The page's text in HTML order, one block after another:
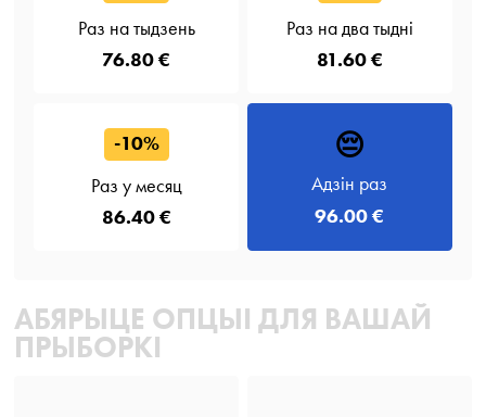
Раз на тыдзень
76.80 €
Раз на два тыдні
81.60 €
-10%
Раз у месяц
86.40 €
😔
Адзін раз
96.00 €
АБЯРЫЦЕ ОПЦЫІ ДЛЯ ВАШАЙ
ПРЫБОРКІ